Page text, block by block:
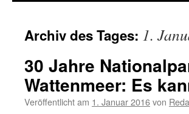
Archiv des Tages: 1.
30 Jahre
Wattenmeer: Es
Veröffentlicht am 1. Januar 2016von